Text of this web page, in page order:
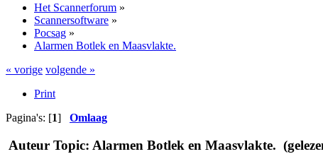
Het Scannerforum »
Scannersoftware »
Pocsag »
Alarmen Botlek en Maasvlakte.
« vorige volgende »
Print
Pagina's: [1] Omlaag
Auteur Topic: Alarmen Botlek en Maasvlakte.